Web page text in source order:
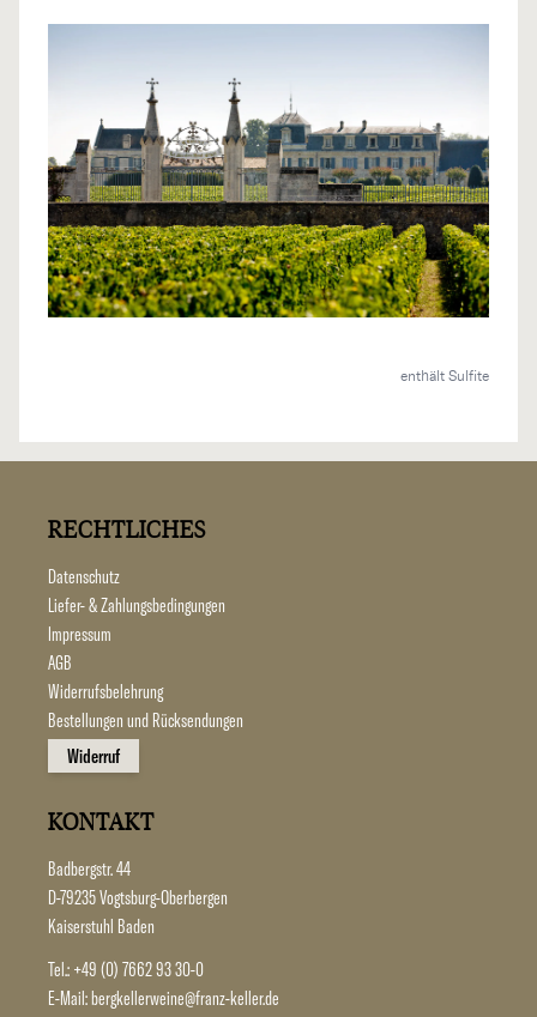
enthält Sulfite
RECHTLICHES
Datenschutz
Liefer- & Zahlungsbedingungen
Impressum
AGB
Widerrufsbelehrung
Bestellungen und Rücksendungen
Widerruf
KONTAKT
Badbergstr. 44
D-79235 Vogtsburg-Oberbergen
Kaiserstuhl Baden
Tel.: +49 (0) 7662 93 30-0
E-Mail:bergkellerweine@franz-keller.de